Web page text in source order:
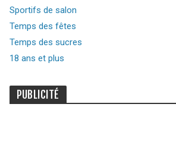
Sportifs de salon
Temps des fêtes
Temps des sucres
18 ans et plus
PUBLICITÉ